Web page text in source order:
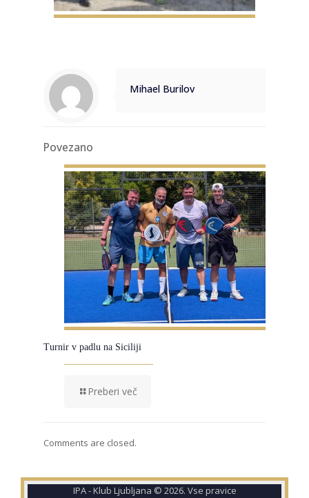
Mihael Burilov
Povezano
Turnir v padlu na Siciliji
Preberi več
Comments are closed.
IPA - Klub Ljubljana © 2026. Vse pravice